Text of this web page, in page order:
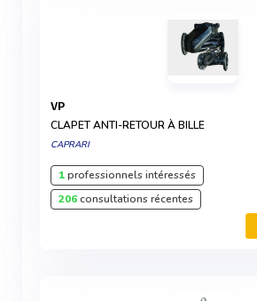
VP
CLAPET ANTI-RETOUR À BILLE
CAPRARI
1professionnels intéressés
206consultations récentes